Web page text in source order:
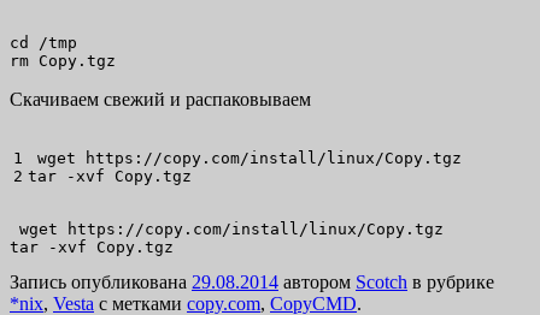
cd /tmp
rm Copy.tgz
Скачиваем свежий и распаковываем
1
wget https: //copy.com/install / linux /
tar
-xvf Copy.tgz
wget https://copy.com/install/linux/Copy.tgz
tar -xvf Copy.tgz
Запись опубликована 29.08.2014 автором Scotch в рубрике
*nix, Vesta с метками copy.com, CopyCMD.